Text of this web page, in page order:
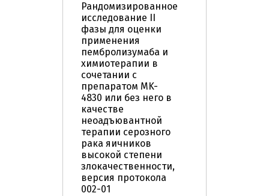
Рандомизированное
исследование II
фазы для оценки
применения
пембролизумаба и
химиотерапии в
сочетании с
препаратом MK-
4830 или без него в
качестве
неоадъювантной
терапии серозного
рака яичников
высокой степени
злокачественности,
версия протокола
002-01